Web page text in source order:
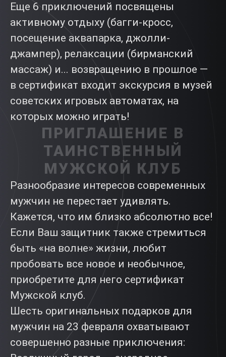
Еще 6 приключений посвящены
активному отдыху (багги-кросс,
посещение аквапарка, джолли-
джампер), релаксации (бирманский
массаж) и... возвращению в прошлое —
в сертификат входит экскурсия в музей
советских игровых автоматах, на
которых можно играть!
ПРИГЛАШЕНИЕ В
ТАИНСТВЕННЫЙ
МУЖСКОЙ КЛУБ
Разнообразие интересов современных
мужчин не перестает удивлять.
Кажется, что им близко абсолютно все!
Если Ваш защитник также стремиться
быть «на волне» жизни, любит
пробовать все новое и необычное,
приобретите для него сертификат
Мужской клуб.
Шесть оригинальных подарков для
мужчин на 23 февраля охватывают
совершенно разные приключения: